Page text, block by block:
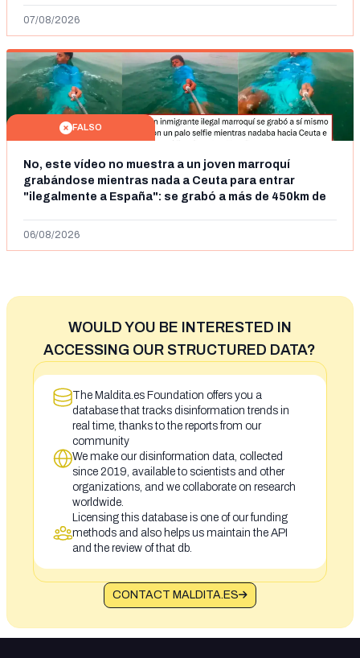
07/08/2026
FALSO
No, este vídeo no muestra a un joven marroquí
grabándose mientras nada a Ceuta para entrar
"ilegalmente a España": se grabó a más de 450km de
06/08/2026
WOULD YOU BE INTERESTED IN
ACCESSING OUR STRUCTURED DATA?
The Maldita.es Foundation offers you a
database that tracks disinformation trends in
real time, thanks to the reports from our
community
We make our disinformation data, collected
since 2019, available to scientists and other
organizations, and we collaborate on research
worldwide.
Licensing this database is one of our funding
methods and also helps us maintain the API
and the review of that db.
CONTACT MALDITA.ES